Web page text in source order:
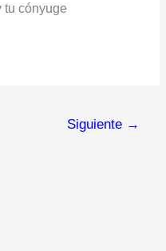
tu cónyuge
Siguiente →